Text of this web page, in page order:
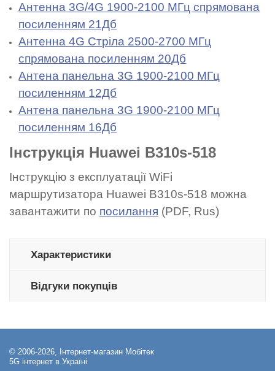
Антенна 3G/4G 1900-2100 МГц спрямована
посиленням 21Дб
Антенна 4G Стріла 2500-2700 МГц
спрямована посиленням 20Дб
Антена панельна 3G 1900-2100 МГц
посиленням 12Дб
Антена панельна 3G 1900-2100 МГц
посиленням 16Дб
Інструкція Huawei B310s-518
Інструкцію з експлуатації WiFi
маршрутизатора Huawei B310s-518 можна
завантажити по посилання (PDF, Rus)
Характеристики
Відгуки покупців
© 2006-2026, Інтернет-магазин Мобітек
5G інтернет в Україні